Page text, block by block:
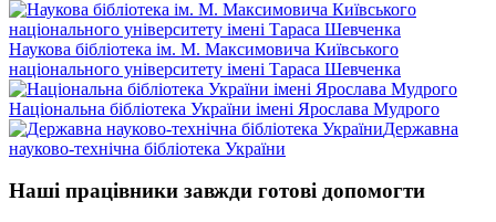
Наукова бібліотека ім. М. Максимовича Київського
національного університету імені Тараса Шевченка
Національна бібліотека України імені Ярослава Мудрого
Державна
науково-технічна бібліотека України
Наші працівники завжди готові допомогти